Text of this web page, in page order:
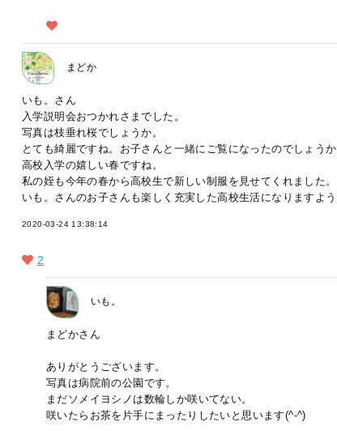
まどか
いも。さん
入学説明会おつかれさまでした。
写真は枝垂れ桜でしょうか。
とても綺麗ですね。お子さんと一緒にご覧になったのでしょうか
高校入学の嬉しい春ですね。
私の姪も今年の春から高校生で新しい制服を見せてくれました。
いも。さんのお子さんも楽しく充実した高校生活になりますよう
2020-03-24 13:38:14
2
いも。
まどかさん
ありがとうございます。
写真は病院前の公園です。
まだソメイヨシノは数輪しか咲いてない。
咲いたらお茶を片手にまったりしたいと思います(^-^)